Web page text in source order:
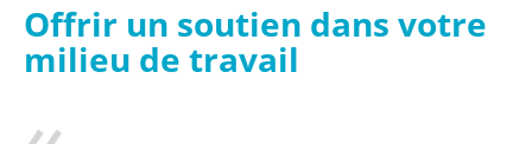
Offrir un soutien dans votre
milieu de travail